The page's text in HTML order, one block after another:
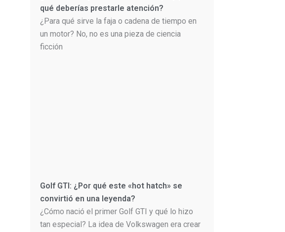
qué deberías prestarle atención?
¿Para qué sirve la faja o cadena de tiempo en
un motor? No, no es una pieza de ciencia
ficción
Golf GTI: ¿Por qué este «hot hatch» se
convirtió en una leyenda?
¿Cómo nació el primer Golf GTI y qué lo hizo
tan especial? La idea de Volkswagen era crear